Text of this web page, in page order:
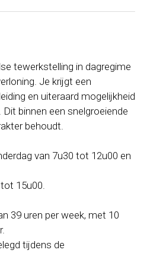
tewerkstelling in dagregime
Je krijgt een
en uiteraard mogelijkheid
binnen een snelgroeiende
behoudt.
van 7u30 tot 12u00 en
15u00.
39 uren per week, met 10
tijdens de